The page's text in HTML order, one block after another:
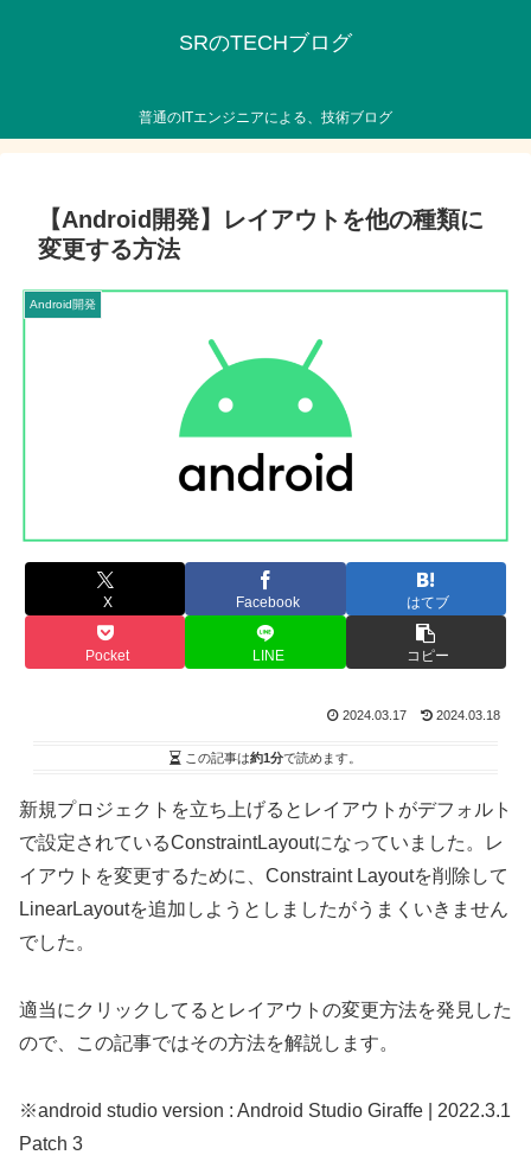
SRのTECHブログ
普通のITエンジニアによる、技術ブログ
【Android開発】レイアウトを他の種類に
変更する方法
Android開発
X Facebook はてブ
Pocket LINE コピー
2024.03.17 2024.03.18
この記事は約1分で読めます。
新規プロジェクトを立ち上げるとレイアウトがデフォルト
で設定されているConstraintLayoutになっていました。レ
イアウトを変更するために、Constraint Layoutを削除して
LinearLayoutを追加しようとしましたがうまくいきません
でした。
適当にクリックしてるとレイアウトの変更方法を発見した
ので、この記事ではその方法を解説します。
※android studio version : Android Studio Giraffe | 2022.3.1
Patch 3